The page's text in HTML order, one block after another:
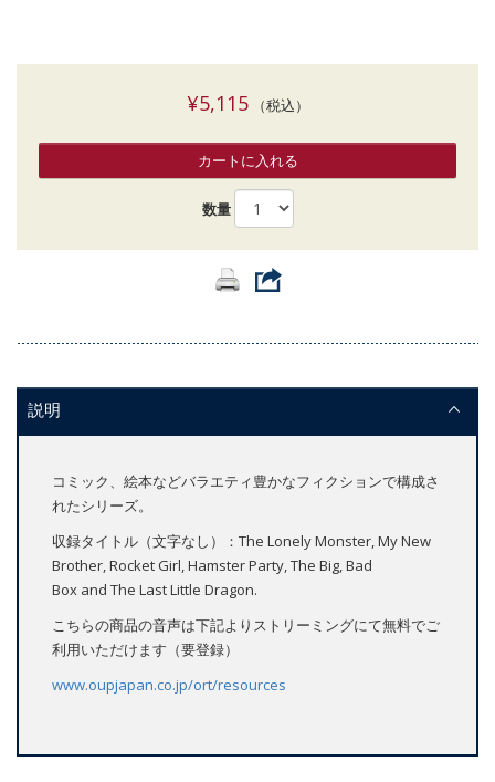
¥5,115（税込）
カートに入れる
数量
説明
コミック、絵本などバラエティ豊かなフィクションで構成さ
れたシリーズ。
収録タイトル（文字なし）：The Lonely Monster, My New
Brother, Rocket Girl, Hamster Party, The Big, Bad
Box and The Last Little Dragon.
こちらの商品の音声は下記よりストリーミングにて無料でご
利用いただけます（要登録）
www.oupjapan.co.jp/ort/resources